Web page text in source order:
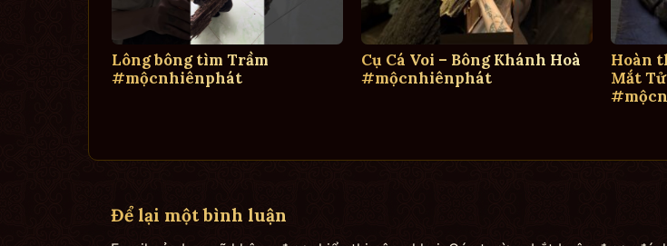
Lông bông tìm Trầm
#mộcnhiênphát
Cụ Cá Voi – Bông Khánh Hoà
#mộcnhiênphát
Hoàn
Mắt
Để lại một bình luận